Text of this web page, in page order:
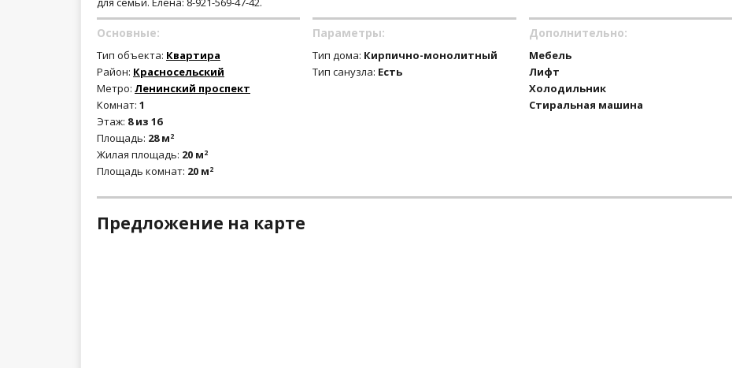
Основные:
Тип объекта: Квартира
Район: Красносельский
Метро: Ленинский проспект
Комнат: 1
Этаж: 8 из 16
Площадь: 28 м2
Жилая площадь: 20 м2
Площадь комнат: 20 м2
Параметры:
Тип дома: Кирпично-монолитный
Тип санузла: Есть
Дополнительно:
Мебель
Лифт
Холодильник
Стиральная машина
Предложение на карте